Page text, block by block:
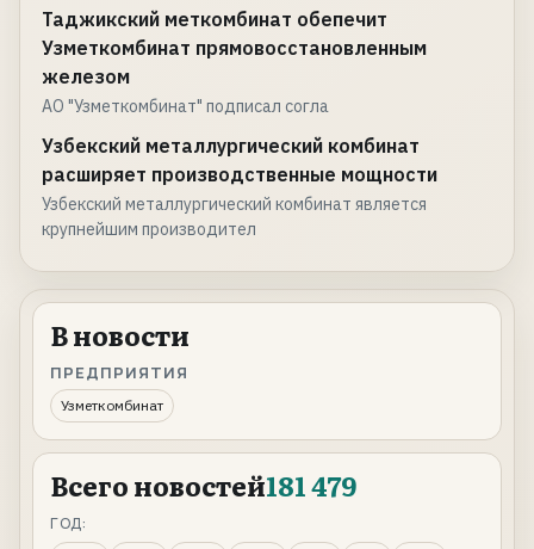
Таджикский меткомбинат обепечит
Узметкомбинат прямовосстановленным
железом
АО "Узметкомбинат" подписал согла
Узбекский металлургический комбинат
расширяет производственные мощности
Узбекский металлургический комбинат является
крупнейшим производител
В новости
ПРЕДПРИЯТИЯ
Узметкомбинат
Всего новостей181 479
ГОД: